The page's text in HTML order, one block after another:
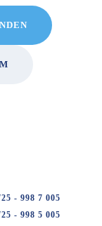
- 998 7 005
- 998 5 005